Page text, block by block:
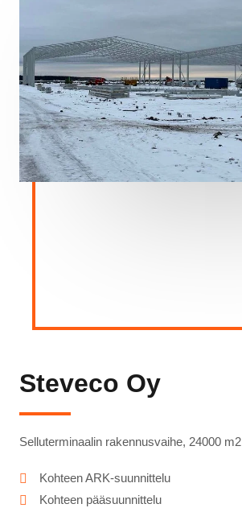
Steveco Oy
Selluterminaalin rakennusvaihe, 24000 m2
Kohteen ARK-suunnittelu
Kohteen pääsuunnittelu